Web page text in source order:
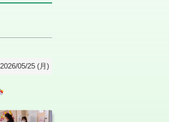
2026/05/25 (月)